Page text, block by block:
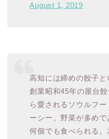
August 1, 2019
高知には締めの餃子と
創業昭和45年の屋台
ら愛されるソウルフ
ーシー。野菜が多め
何個でも食べられる